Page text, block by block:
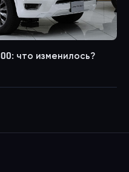
что изменилось?